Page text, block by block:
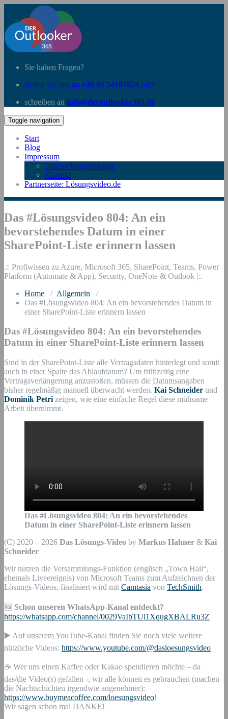
Sie haben Fragen?
Rufen Sie uns an +49 89 54197824 oder
schreiben an info@deroutlooker365.de
Toggle navigation
Start
Blog
Impressum
Datenschutzerklärung
Kontakt
Partnerseite: Lösungsvideo.de
Das #Lösungsvideo 804: An ein
bevorstehendes Datum in einer
SharePoint-Liste erinnern lassen
.:| Profiwissen zu Azure, Microsoft 365, SharePoint, Teams, Power
Platform (Automate & App), Security, OneNote & Outlook |:.
Home / Allgemein /
Das #Lösungsvideo 804: An ein bevorstehendes Datum in
einer SharePoint-Liste erinnern lassen
Das #Lösungsvideo 804: An ein bevorstehendes
Datum in einer SharePoint-Liste erinnern lassen
Sind in der SharePoint-Liste alle Vertragsdaten hinterlegt und somit
auch in einer Spalte das Ablaufdatum? Um frühzeitig eine
Vertragsverlängerung anzustoßen, müssen die Datumsangaben
bisher regelmäßig manuell überwacht werden. Kai Schneider und
Dominik Petri zeigen, wie eine einfache Regel diese mühsame
Arbeit übernimmt.
Das #Lösungsvideo 804: An ein bevorstehendes
Datum in einer SharePoint-Liste erinnern lassen
(C) 2020 – 2026 Das Lösungs-Video by Markus Hahner & Kai
Schneider
Wir nutzen die Versammlungs-Funktion (englisch „Town Hall“,
ehemals Liveereignis) von Microsoft Teams zum Aufzeichnen der
Lösungs-Videos, finalisiert wird mit Camtasia von TechSmith.
🆕 Schon unseren WhatsApp-Kanal entdeckt?
https://whatsapp.com/channel/0029VaIbTUl1XqugXBALRu3Z
▶️ Auf unserem YouTube-Kanal finden Sie noch viele weitere
nützliche Videos: https://www.youtube.com/@dasloesungsvideo
☕ Wer uns einen Kaffee oder Kakao spendieren möchte – da
das/die Video(s) gefallen -, wir alle können es gebrauchen (machen
die Nachtschichten irgendwie angenehmer):
https://www.buymeacoffee.com/loesungsvideo!
Wir sagen schon mal DANKE!